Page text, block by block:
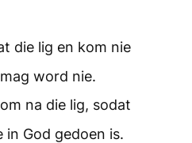
die lig en kom nie
word nie.
na die lig, sodat
God gedoen is.